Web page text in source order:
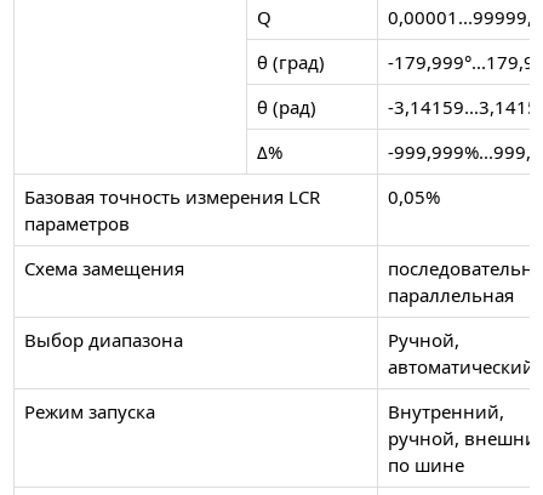
Q
0,00001...99999,9
θ (град)
-
θ (рад)
-
Δ%
-
Базовая точность измерения LCR
параметров
0,05%
Схема замещения
параллельная
Выбор диапазона
Ручной,
автоматический
Режим запуска
Внутренний,
ручной,
по шине